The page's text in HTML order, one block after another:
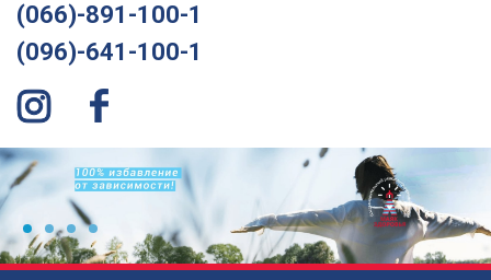
(066)-891-100-1
(096)-641-100-1